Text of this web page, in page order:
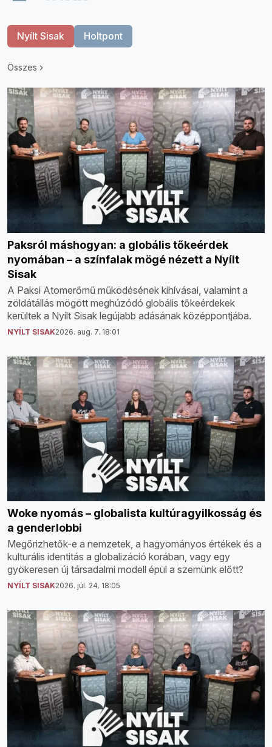
Nyílt Sisak Holtpont
Összes
Paksról máshogyan: a globális tőkeérdek
nyomában – a színfalak mögé nézett a Nyílt
Sisak
A Paksi Atomerőmű működésének kihívásai, valamint a
zöldátállás mögött meghúzódó globális tőkeérdekek
kerültek a Nyílt Sisak legújabb adásának középpontjába.
NYÍLT SISAK2026. aug. 7. 18:01
Woke nyomás – globalista kultúragyilkosság és
a genderlobbi
Megőrizhetők-e a nemzetek, a hagyományos értékek és a
kulturális identitás a globalizáció korában, vagy egy
gyökeresen új társadalmi modell épül a szemünk előtt?
NYÍLT SISAK2026. júl. 24. 18:05